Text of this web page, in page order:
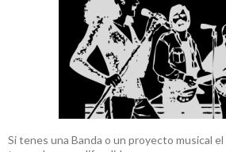
Si tenes una Banda o un proyecto musical